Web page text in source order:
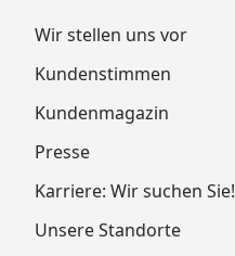
Wir stellen uns vor
Kundenstimmen
Kundenmagazin
Presse
Karriere: Wir suchen Sie!
Unsere Standorte